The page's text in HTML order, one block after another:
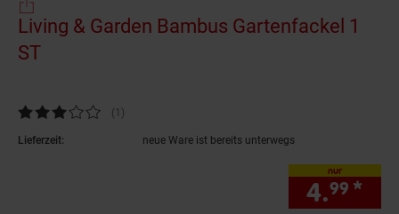
Living & Garden Bambus Gartenfackel 1
ST
Kundenbewertung: 3 von 5 Sternen
(1 Kundenbewertungen
)
Lieferzeit: neue Ware ist bereits unterwegs
nur
4.99 *